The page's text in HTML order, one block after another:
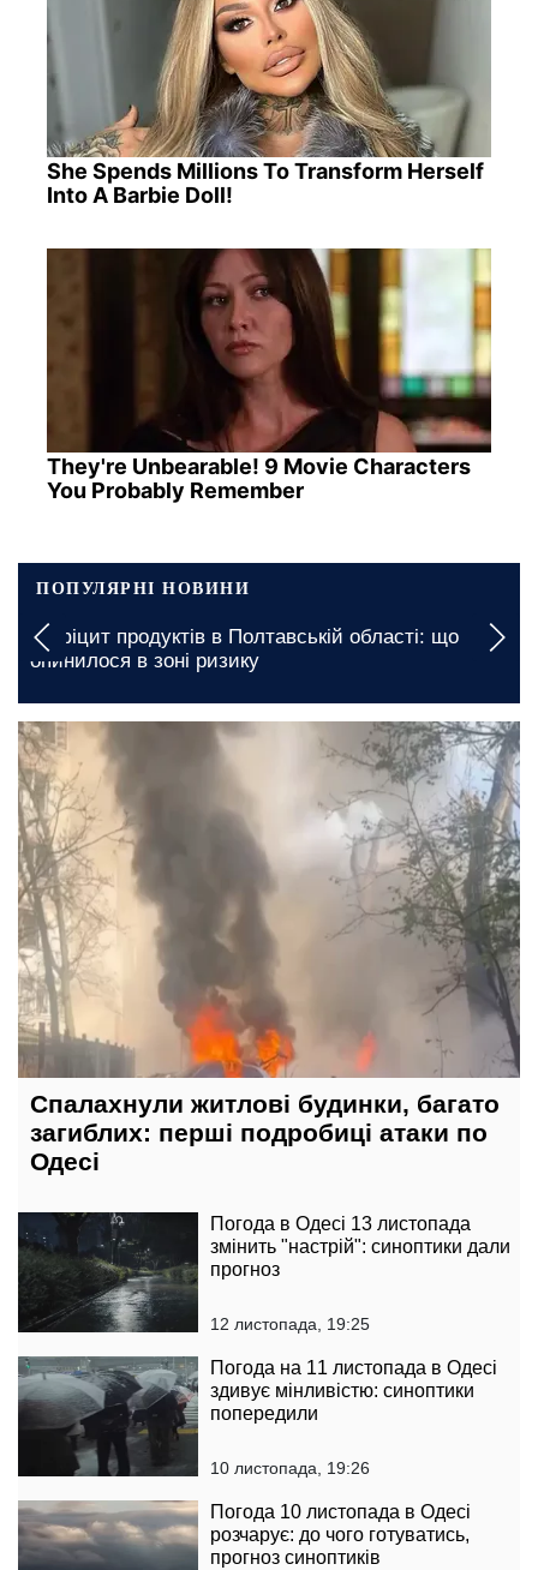
She Spends Millions To Transform Herself
Into A Barbie Doll!
They're Unbearable! 9 Movie Characters
You Probably Remember
ПОПУЛЯРНІ НОВИНИ
Дефіцит продуктів в Полтавській області: що
опинилося в зоні ризику
18 листопада, 13:28
Спалахнули житлові будинки, багато
загиблих: перші подробиці атаки по
Одесі
Погода в Одесі 13 листопада
змінить "настрій": синоптики дали
прогноз
12 листопада, 19:25
Погода на 11 листопада в Одесі
здивує мінливістю: синоптики
попередили
10 листопада, 19:26
Погода 10 листопада в Одесі
розчарує: до чого готуватись,
прогноз синоптиків